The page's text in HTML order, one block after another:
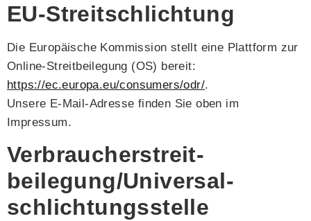
EU-Streitschlichtung
Die Europäische Kommission stellt eine Plattform zur
Online-Streitbeilegung (OS) bereit:
https://ec.europa.eu/consumers/odr/.
Unsere E-Mail-Adresse finden Sie oben im
Impressum.
Verbraucher­streit­
beilegung/Universal­
schlichtungs­stelle